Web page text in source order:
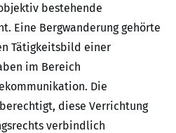
bestehende
Eine Bergwanderung gehörte
Tätigkeitsbild einer
im Bereich
Die
diese Verrichtung
verbindlich